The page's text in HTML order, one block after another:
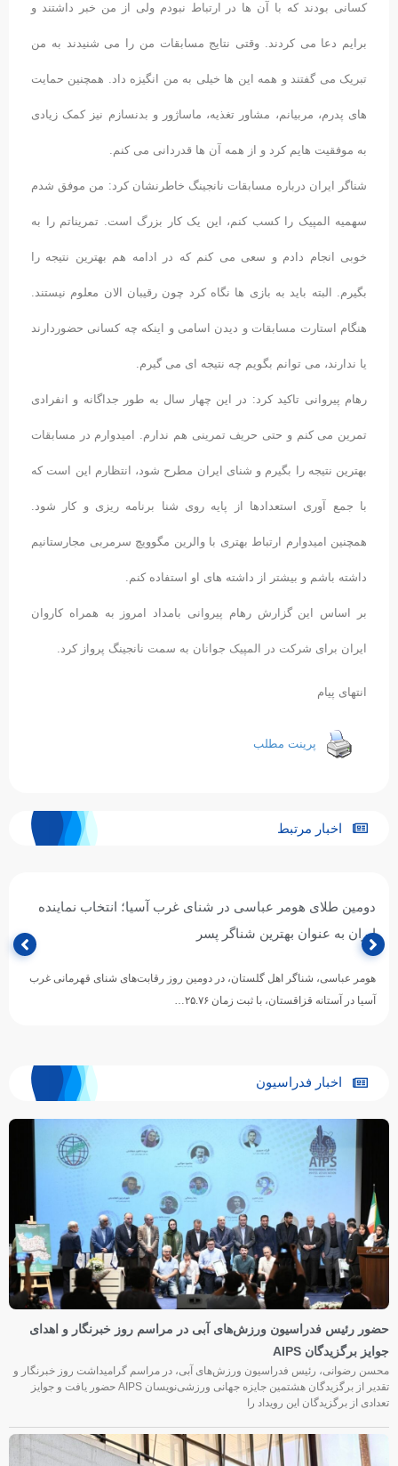
کسانی بودند که با آن ها در ارتباط نبودم ولی از من خبر داشتند و
برایم دعا می کردند. وقتی نتایج مسابقات من را می شنیدند به من
تبریک می گفتند و همه این ها خیلی به من انگیزه داد. همچنین حمایت
های پدرم، مربیانم، مشاور تغذیه، ماساژور و بدنسازم نیز کمک زیادی
به موفقیت هایم کرد و از همه آن ها قدردانی می کنم.
شناگر ایران درباره مسابقات نانجینگ خاطرنشان کرد: من موفق شدم
سهمیه المپیک را کسب کنم، این یک کار بزرگ است. تمریناتم را به
خوبی انجام دادم و سعی می کنم که در ادامه هم بهترین نتیجه را
بگیرم. البته باید به بازی ها نگاه کرد چون رقیبان الان معلوم نیستند.
هنگام استارت مسابقات و دیدن اسامی و اینکه چه کسانی حضوردارند
یا ندارند، می توانم بگویم چه نتیجه ای می گیرم.
رهام پیروانی تاکید کرد: در این چهار سال به طور جداگانه و انفرادی
تمرین می کنم و حتی حریف تمرینی هم ندارم. امیدوارم در مسابقات
بهترین نتیجه را بگیرم و شنای ایران مطرح شود، انتظارم این است که
با جمع آوری استعدادها از پایه روی شنا برنامه ریزی و کار شود.
همچنین امیدوارم ارتباط بهتری با والرین مگوویچ سرمربی مجارستانیم
داشته باشم و بیشتر از داشته های او استفاده کنم.
بر اساس این گزارش رهام پیروانی بامداد امروز به همراه کاروان
ایران برای شرکت در المپیک جوانان به سمت نانجینگ پرواز کرد.
انتهای پیام
پرینت مطلب
اخبار مرتبط
دومین طلای هومر عباسی در شنای غرب آسیا؛ انتخاب نماینده
ایران به عنوان بهترین شناگر پسر
هومر عباسی، شناگر اهل گلستان، در دومین روز رقابت‌های شنای قهرمانی غرب
آسیا در آستانه قزاقستان، با ثبت زمان ۲۵.۷۶…
اخبار فدراسیون
حضور رئیس فدراسیون ورزش‌های آبی در مراسم روز خبرنگار و اهدای
جوایز برگزیدگان AIPS
محسن رضوانی، رئیس فدراسیون ورزش‌های آبی، در مراسم گرامیداشت روز خبرنگار و
تقدیر از برگزیدگان هشتمین جایزه جهانی ورزشی‌نویسان AIPS حضور یافت و جوایز
تعدادی از برگزیدگان این رویداد را